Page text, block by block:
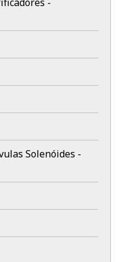
Solenóides -